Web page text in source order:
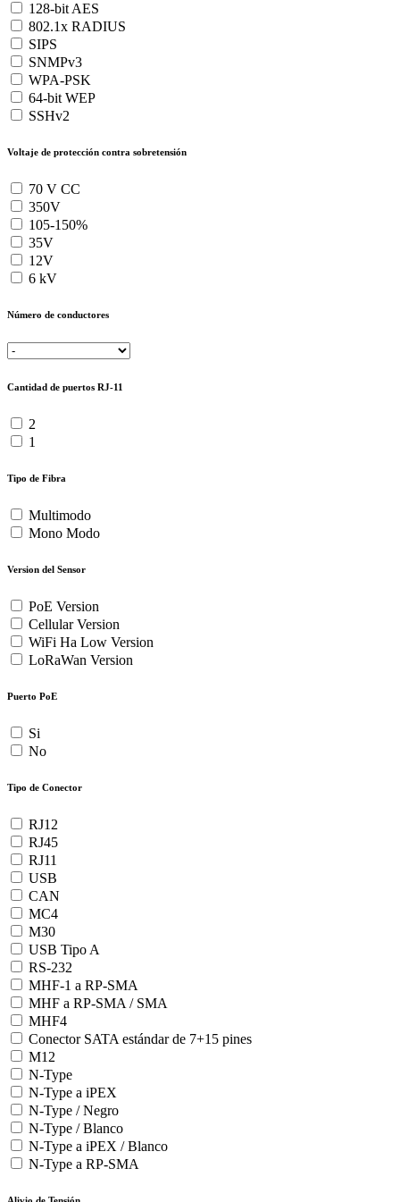
128-bit AES
802.1x RADIUS
SIPS
SNMPv3
WPA-PSK
64-bit WEP
SSHv2
Voltaje de protección contra sobretensión
70 V CC
350V
105-150%
35V
12V
6 kV
Número de conductores
Cantidad de puertos RJ-11
2
1
Tipo de Fibra
Multimodo
Mono Modo
Version del Sensor
PoE Version
Cellular Version
WiFi Ha Low Version
LoRaWan Version
Puerto PoE
Si
No
Tipo de Conector
RJ12
RJ45
RJ11
USB
CAN
MC4
M30
USB Tipo A
RS-232
MHF-1 a RP-SMA
MHF a RP-SMA / SMA
MHF4
Conector SATA estándar de 7+15 pines
M12
N-Type
N-Type a iPEX
N-Type / Negro
N-Type / Blanco
N-Type a iPEX / Blanco
N-Type a RP-SMA